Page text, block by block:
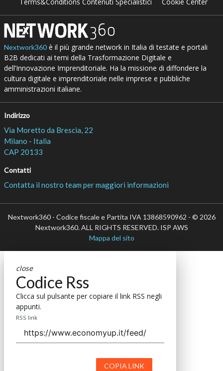
Nextwork360è il più grande network in Italia di testate e portali
B2B dedicati ai temi della Trasformazione Digitale e
dell’Innovazione Imprenditoriale. Ha la missione di diffondere la
cultura digitale e imprenditoriale nelle imprese e pubbliche
amministrazioni italiane.
Indirizzo
Via Moretto da Brescia, 22
Milano - Italia
CAP 20133
Contatti
Contatta il nostro team per maggiori informazioni
Nextwork360 - Codice fiscale e Partita IVA 13868590962 - © 2026
Nextwork360. ALL RIGHTS RESERVED. ISP AWS
Mappa del sito
close
Codice Rss
Clicca sul pulsante per copiare il link RSS negli
appunti.
RSS link
COPIA LINK